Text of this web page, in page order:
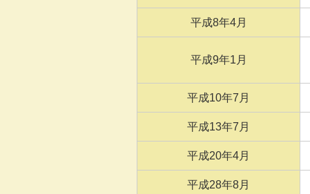
平成8年4月
平成9年1月
平成10年7月
平成13年7月
平成20年4月
平成28年8月